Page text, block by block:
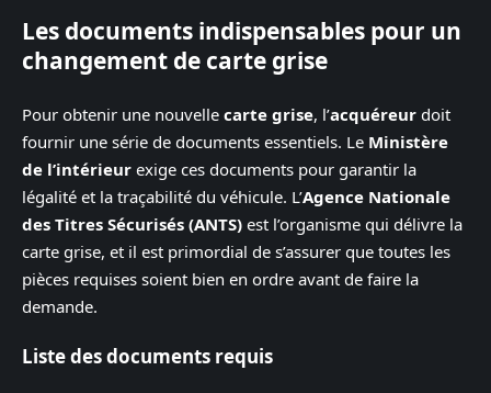
Les documents indispensables pour un
changement de carte grise
Pour obtenir une nouvelle carte grise, l’acquéreur doit
fournir une série de documents essentiels. Le Ministère
de l’intérieur exige ces documents pour garantir la
légalité et la traçabilité du véhicule. L’Agence Nationale
des Titres Sécurisés (ANTS) est l’organisme qui délivre la
carte grise, et il est primordial de s’assurer que toutes les
pièces requises soient bien en ordre avant de faire la
demande.
Liste des documents requis